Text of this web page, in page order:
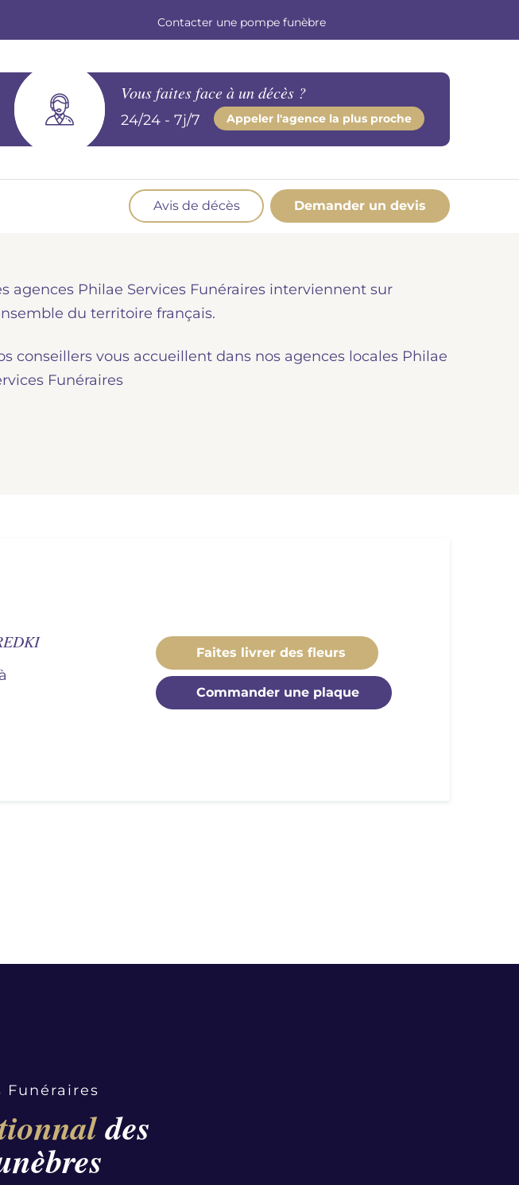
Contacter une pompe funèbre
Vous faites face à un décès ?
24/24 - 7j/7 Appeler l'agence la plus proche
Avis de décès Demander un devis
l'organisation de la
marbrerie pour accompagner l'hommage du
défunt. Découvrez nos gammes spécialisées.
Demander un devis marbrerie
agences Philae Services Funéraires interviennent sur
du territoire français.
conseillers vous accueillent dans nos agences locales Philae
Funéraires
Faites livrer des fleurs
Commander une plaque
Funéraires
des